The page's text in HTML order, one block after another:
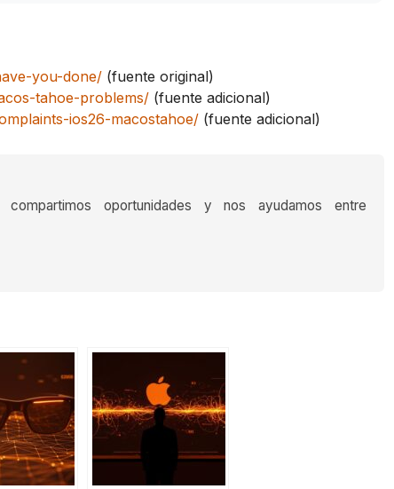
you-done/ (fuente original)
tahoe-problems/ (fuente adicional)
ios26-macostahoe/ (fuente adicional)
oportunidades y nos ayudamos entre